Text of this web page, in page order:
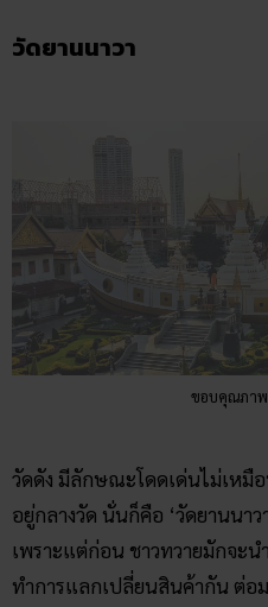
วัดยานนาวา
ขอบคุณภาพ
วัดดัง มีลักษณะโดดเด่นไม่เหมือ
อยู่กลางวัด นั่นก็คือ ‘วัดยานนาว
เพราะแต่ก่อน ชาวทวายมักจะน
ทำการแลกเปลี่ยนสินค้ากัน ต่อ